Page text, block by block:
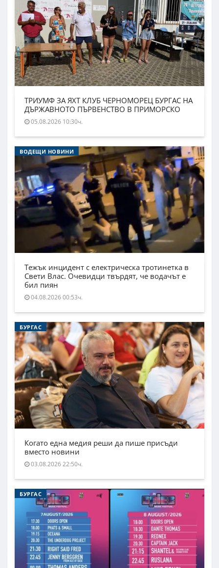
ТРИУМФ ЗА ЯХТ КЛУБ ЧЕРНОМОРЕЦ БУРГАС НА
ДЪРЖАВНОТО ПЪРВЕНСТВО В ПРИМОРСКО
05.08.2026 10:30ч.
ВОДЕЩИ НОВИНИ
Тежък инцидент с електрическа тротинетка в
Свети Влас. Очевидци твърдят, че водачът е
бил пиян
04.08.2026 00:53ч.
БУРГАС
Когато една медия реши да пише присъди
вместо новини
03.08.2026 22:50ч.
БУРГАС